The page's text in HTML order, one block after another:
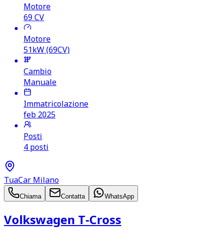
Motore
69CV
Motore
51kW (69CV)
Cambio
Manuale
Immatricolazione
feb 2025
Posti
4 posti
TuaCar Milano
Chiama Contatta WhatsApp
Volkswagen T‑Cross